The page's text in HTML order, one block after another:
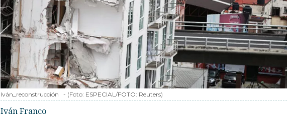
Iván_reconstrucción - (Foto: ESPECIAL/FOTO: Reuters)
Iván Franco